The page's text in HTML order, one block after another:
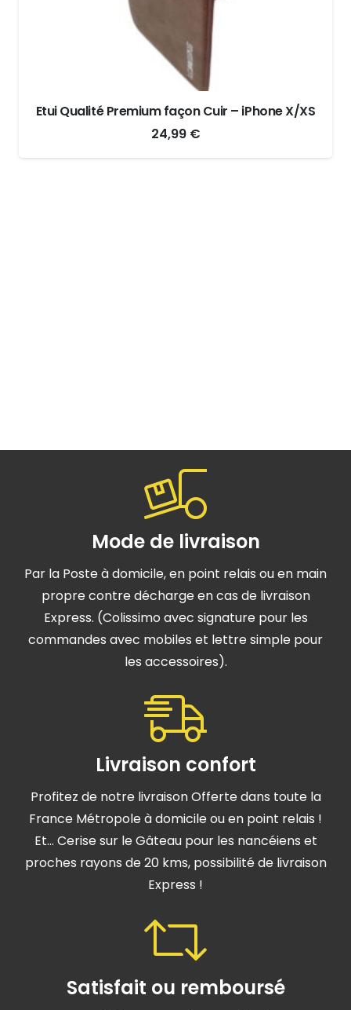
Etui Qualité Premium façon Cuir – iPhone X/XS
24,99 €
Mode de livraison
Par la Poste à domicile, en point relais ou en main
propre contre décharge en cas de livraison
Express. (Colissimo avec signature pour les
commandes avec mobiles et lettre simple pour
les accessoires).
Livraison confort
Profitez de notre livraison Offerte dans toute la
France Métropole à domicile ou en point relais !
Et… Cerise sur le Gâteau pour les nancéiens et
proches rayons de 20 kms, possibilité de livraison
Express !
Satisfait ou remboursé